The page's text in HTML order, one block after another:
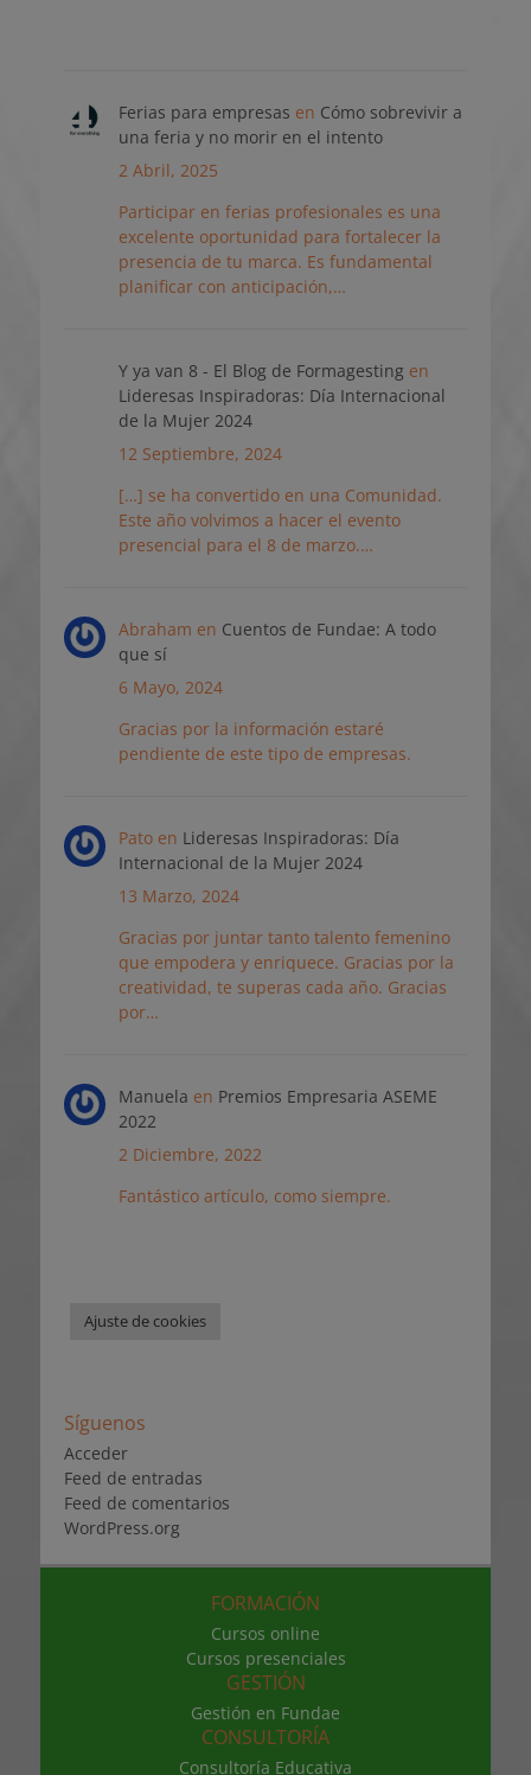
Ferias para empresas en Cómo sobrevivir a
una feria y no morir en el intento
2 Abril, 2025
Participar en ferias profesionales es una
excelente oportunidad para fortalecer la
presencia de tu marca. Es fundamental
planificar con anticipación,…
Y ya van 8 - El Blog de Formagesting en
Lideresas Inspiradoras: Día Internacional
de la Mujer 2024
12 Septiembre, 2024
[…] se ha convertido en una Comunidad.
Este año volvimos a hacer el evento
presencial para el 8 de marzo.…
Abraham en Cuentos de Fundae: A todo
que sí
6 Mayo, 2024
Gracias por la información estaré
pendiente de este tipo de empresas.
Patoen Lideresas Inspiradoras: Día
Internacional de la Mujer 2024
13 Marzo, 2024
Gracias por juntar tanto talento femenino
que empodera y enriquece. Gracias por la
creatividad, te superas cada año. Gracias
por…
Manuela en Premios Empresaria ASEME
2022
2 Diciembre, 2022
Fantástico artículo, como siempre.
Ajuste de cookies
Síguenos
Acceder
Feed de entradas
Feed de comentarios
WordPress.org
FORMACIÓN
Cursos online
Cursos presenciales
GESTIÓN
Gestión en Fundae
CONSULTORÍA
Consultoría Educativa